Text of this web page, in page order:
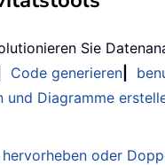
Sie
Code generieren
und Diagramme
hervorheben oder